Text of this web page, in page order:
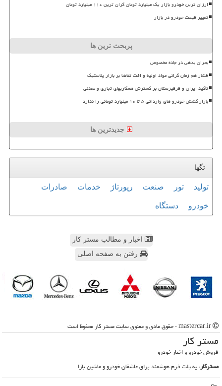
ارزان ترین خودرو بازار یک میلیارد تومان گران ترین ۱۱۰ میلیارد تومان
تغییر قیمت خودرو در بازار
پربحث ترین ها
بحران بدهی در جاده مخصوص
فشار هم زمان گرانی مواد اولیه و افت تقاضا بر بازار پلاستیک
تأکید ایران و قرقیزستان بر گسترش همکاریهای تجاری و معدنی
بازار کشش خودرو های وارداتی ۵ تا ۱۰ میلیارد تومانی را ندارد
جدیدترین ها
تگها
تولید تور صنعت رپورتاژ خدمات صادرات
خودرو دستگاه
اخبار و مطالب مستر کار
رفتن به صفحه اصلی
مستر كار
فروش خودرو و اخبار خودرو
مسترکار، یه پلت فرم هوشمند برای عاشقان خودرو و ماشین بازا